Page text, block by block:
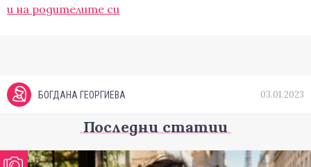
и на родителите си
БОГДАНА ГЕОРГИЕВА 03.01.2023
Последни статии